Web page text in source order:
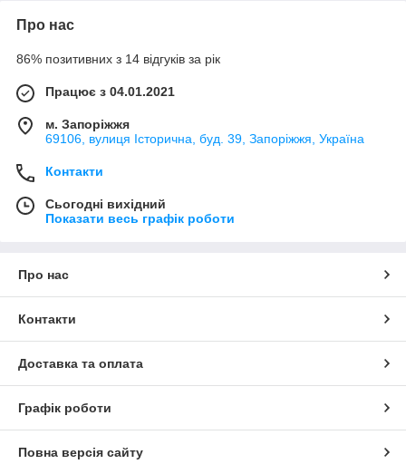
Про нас
86% позитивних з 14 відгуків за рік
Працює з 04.01.2021
м. Запоріжжя
69106, вулиця Історична, буд. 39, Запоріжжя, Україна
Контакти
Сьогодні вихідний
Показати весь графік роботи
Про нас
Контакти
Доставка та оплата
Графік роботи
Повна версія сайту